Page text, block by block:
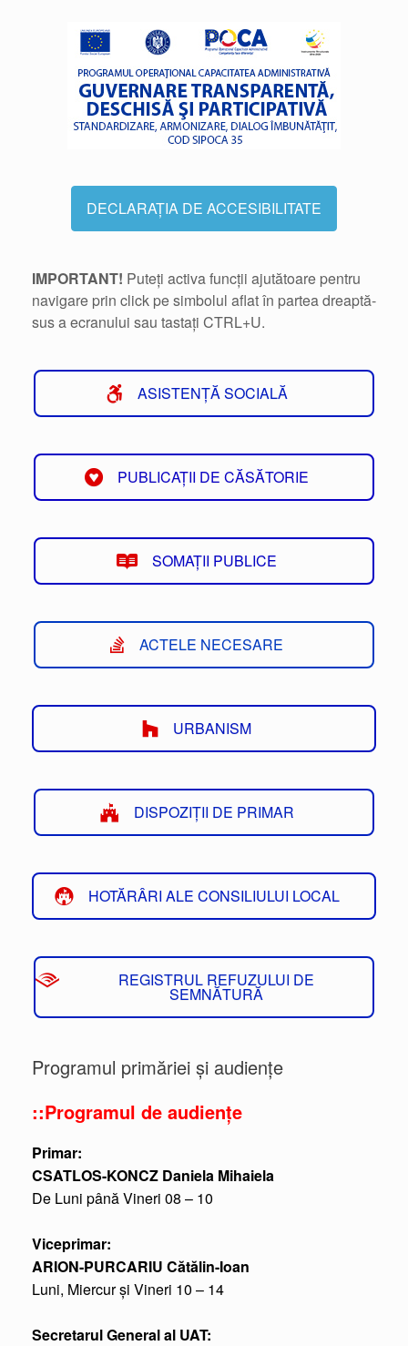
DECLARAȚIA DE ACCESIBILITATE
IMPORTANT! Puteți activa funcții ajutătoare pentru
navigare prin click pe simbolul aflat în partea dreaptă-
sus a ecranului sau tastați CTRL+U.
ASISTENȚĂ SOCIALĂ
PUBLICAȚII DE CĂSĂTORIE
SOMAȚII PUBLICE
ACTELE NECESARE
URBANISM
DISPOZIȚII DE PRIMAR
HOTĂRÂRI ALE CONSILIULUI LOCAL
REGISTRUL REFUZULUI DE
SEMNĂTURĂ
Programul primăriei și audiențe
::Programul de audiențe
Primar:
CSATLOS-KONCZ Daniela Mihaiela
De Luni până Vineri 08 – 10
Viceprimar:
ARION-PURCARIU Cătălin-Ioan
Luni, Miercur și Vineri 10 – 14
Secretarul General al UAT: